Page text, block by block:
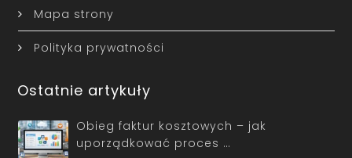
Mapa strony
Polityka prywatności
Ostatnie artykuły
Obieg faktur kosztowych – jak
uporządkować proces …